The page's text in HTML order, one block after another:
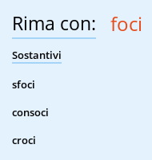
Rima con: foci
Sostantivi
sfoci
consoci
croci